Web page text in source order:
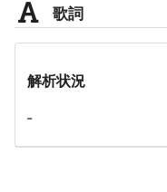
歌詞
解析状況
-